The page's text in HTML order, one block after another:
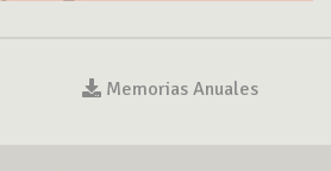
Memorias Anuales